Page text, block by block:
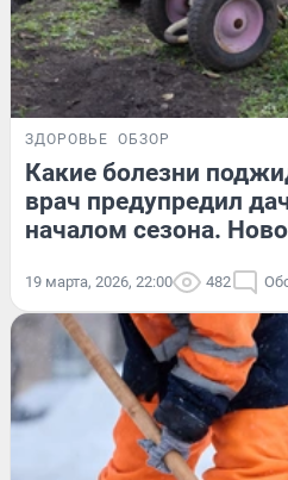
ЗДОРОВЬЕ ОБЗОР
Какие болезни
врач предупредил
началом сезона.
19 марта, 2026, 22:00 482